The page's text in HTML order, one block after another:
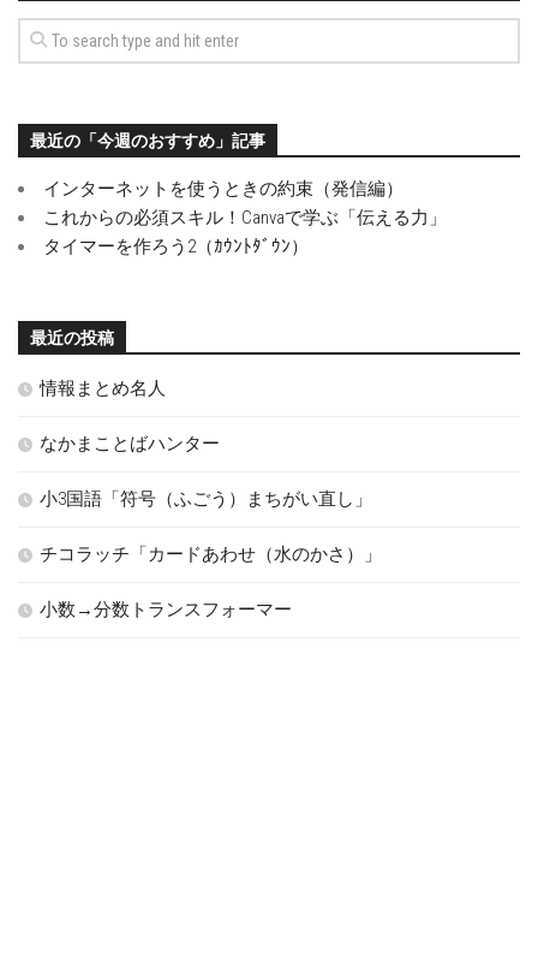
最近の「今週のおすすめ」記事
インターネットを使うときの約束（発信編）
これからの必須スキル！Canvaで学ぶ「伝える力」
タイマーを作ろう2（ｶｳﾝﾄﾀﾞｳﾝ）
最近の投稿
情報まとめ名人
なかまことばハンター
小3国語「符号（ふごう）まちがい直し」
チコラッチ「カードあわせ（水のかさ）」
小数→分数トランスフォーマー